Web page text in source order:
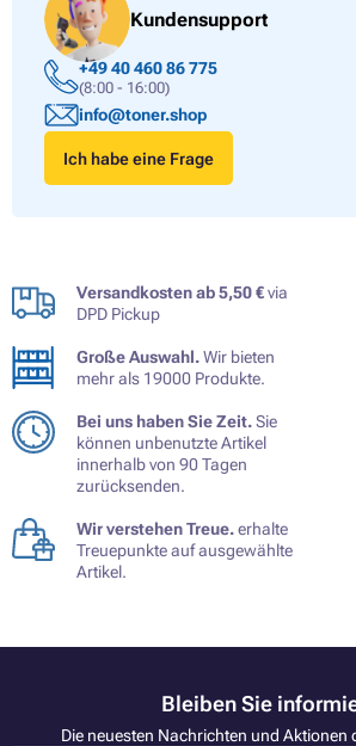
Kundensupport
+49 40 460 86 775
(8:00 - 16:00)
info@toner.shop
Ich habe eine Frage
Versandkosten ab 5,50 €via
DPD Pickup
Große Auswahl.Wir bieten
mehr als 19000 Produkte.
Bei uns haben Sie Zeit.Sie
können unbenutzte Artikel
innerhalb von 90 Tagen
zurücksenden.
Wir verstehen Treue.erhalte
Treuepunkte auf ausgewählte
Artikel.
Bleiben Sie
Die neuesten Nachrichten und Aktionen